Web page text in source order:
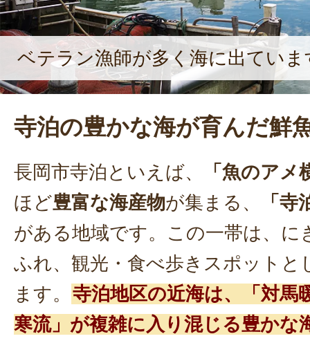
ベテラン漁師が多く海に出ていま
寺泊の豊かな海が育んだ鮮
長岡市寺泊といえば、
「魚のアメ
ほど豊富な海産物が集まる、
「
がある地域です。この一帯は、に
ふれ、観光・食べ歩きスポットと
ます。 寺泊地区の近海は、「対馬
寒流」が複雑に入り混じる豊かな